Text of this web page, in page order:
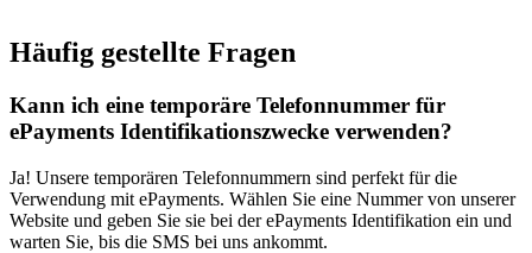
Häufig gestellte Fragen
Kann ich eine temporäre Telefonnummer für
ePayments Identifikationszwecke verwenden?
Ja! Unsere temporären Telefonnummern sind perfekt für die
Verwendung mit ePayments. Wählen Sie eine Nummer von unserer
Website und geben Sie sie bei der ePayments Identifikation ein und
warten Sie, bis die SMS bei uns ankommt.